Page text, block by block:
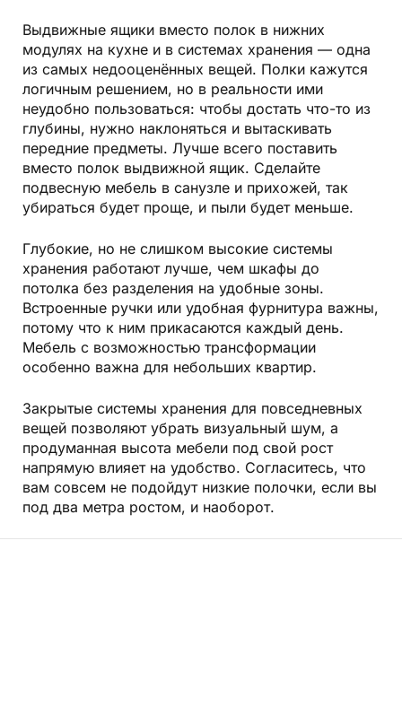
Выдвижные ящики вместо полок в нижних
модулях на кухне и в системах хранения — одна
из самых недооценённых вещей. Полки кажутся
логичным решением, но в реальности ими
неудобно пользоваться: чтобы достать что-то из
глубины, нужно наклоняться и вытаскивать
передние предметы. Лучше всего поставить
вместо полок выдвижной ящик. Сделайте
подвесную мебель в санузле и прихожей, так
убираться будет проще, и пыли будет меньше.
Глубокие, но не слишком высокие системы
хранения работают лучше, чем шкафы до
потолка без разделения на удобные зоны.
Встроенные ручки или удобная фурнитура важны,
потому что к ним прикасаются каждый день.
Мебель с возможностью трансформации
особенно важна для небольших квартир.
Закрытые системы хранения для повседневных
вещей позволяют убрать визуальный шум, а
продуманная высота мебели под свой рост
напрямую влияет на удобство. Согласитесь, что
вам совсем не подойдут низкие полочки, если вы
под два метра ростом, и наоборот.